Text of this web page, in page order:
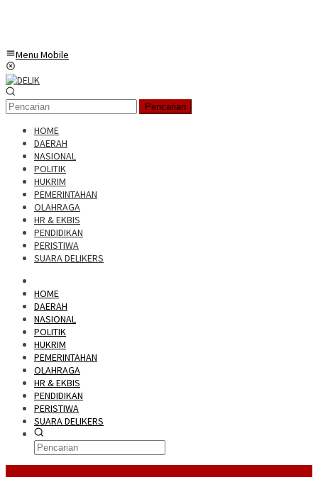
Menu Mobile
Pencarian
HOME
DAERAH
NASIONAL
POLITIK
HUKRIM
PEMERINTAHAN
OLAHRAGA
HR & EKBIS
PENDIDIKAN
PERISTIWA
SUARA DELIKERS
HOME
DAERAH
NASIONAL
POLITIK
HUKRIM
PEMERINTAHAN
OLAHRAGA
HR & EKBIS
PENDIDIKAN
PERISTIWA
SUARA DELIKERS